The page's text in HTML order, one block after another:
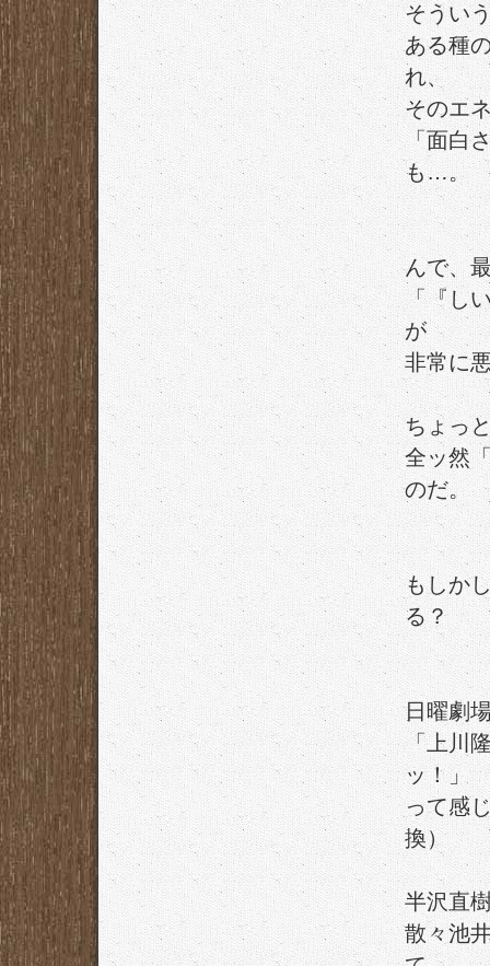
そうい
ある種
れ、
そのエ
「面白
も…。
んで、
「『し
が
非常に
ちょっ
全ッ然
のだ。
もしか
る？
日曜劇
「上川
ッ！」
って感
換）
半沢直
散々池